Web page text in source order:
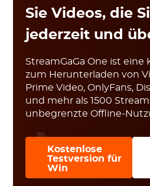
Sie Videos, die
jederzeit und
StreamGaGa One ist
zum Herunterladen von
Prime Video, OnlyFans,
und mehr als 1500
unbegrenzte Offline-
Kostenlose
Testversion für
Win